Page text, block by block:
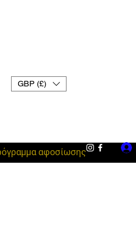
GBP (£)
αφοσίωσης εξοπλισμός μάχης uk γάντια muay thai